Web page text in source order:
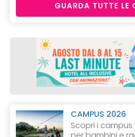
GUARDA TUTTE LE
CAMPUS 2026
Scopri i